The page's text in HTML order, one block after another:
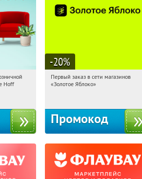
Hoff
-20%
19:11:02
Получи первым!
Первый заказ в сети магазинов
«Золотое Яблоко»
Промокод